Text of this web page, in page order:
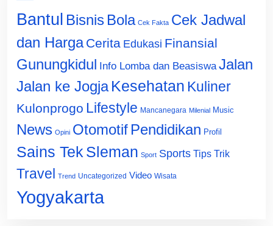
Bantul Bisnis Bola Cek Fakta Cek Jadwal
dan Harga Cerita Edukasi Finansial
Gunungkidul Info Lomba dan Beasiswa Jalan
Jalan ke Jogja Kesehatan Kuliner
Kulonprogo Lifestyle Mancanegara Milenial Music
News Opini Otomotif Pendidikan Profil
Sains Tek Sleman Sport Sports Tips Trik
Travel Trend Uncategorized Video Wisata
Yogyakarta